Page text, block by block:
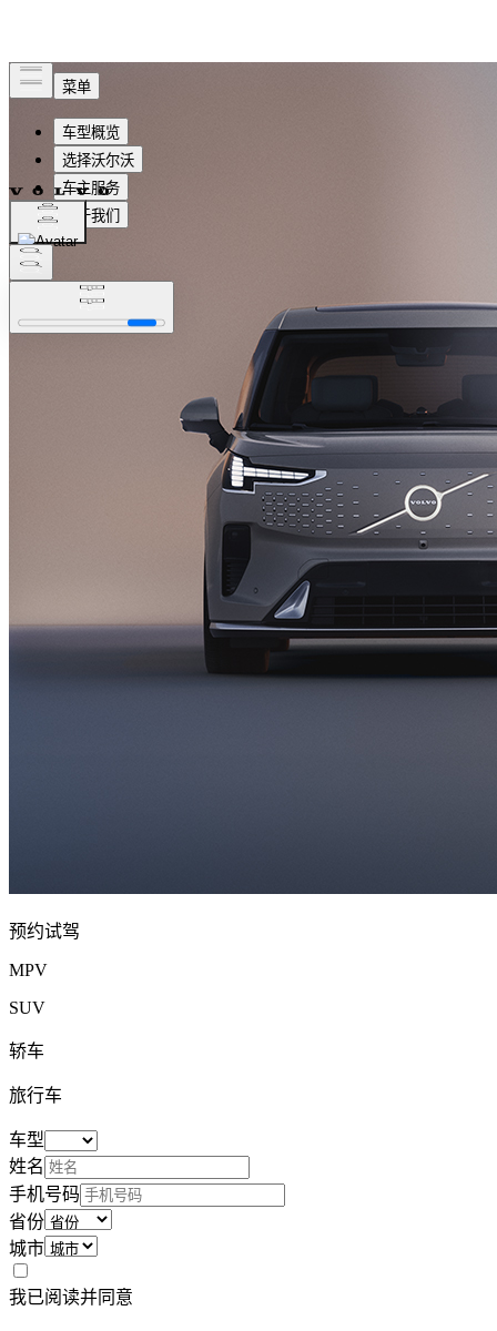
预约试驾
MPV
SUV
轿车
旅行车
车型
姓名
手机号码
省份
城市
我已阅读并同意